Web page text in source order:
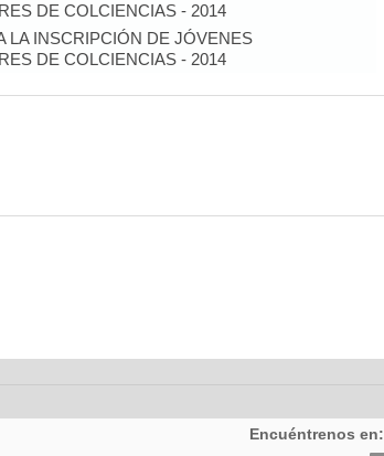
DE COLCIENCIAS - 2014
LA INSCRIPCIÓN DE JÓVENES
DE COLCIENCIAS - 2014
Encuéntrenos en: